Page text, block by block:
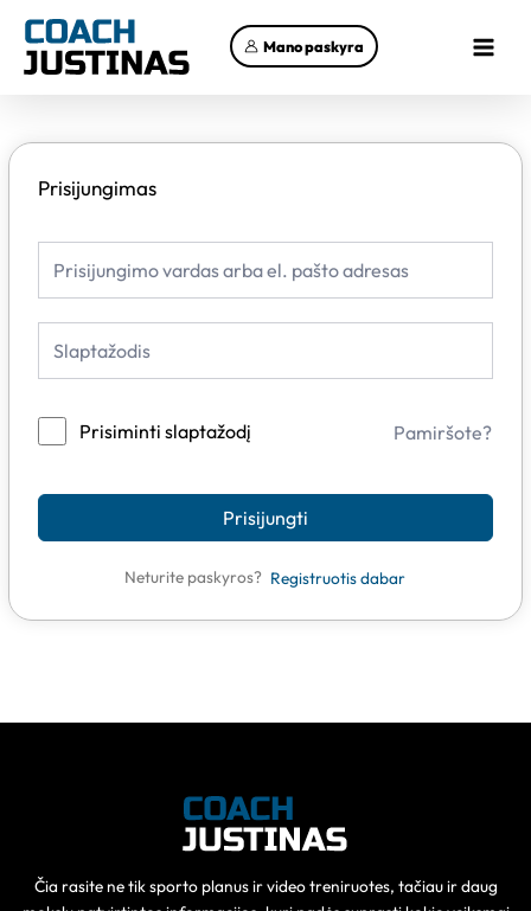
prie
turinio
Mano paskyra
Menu
Prisijungimas
Prisiminti slaptažodį Pamiršote?
Prisijungti
Neturite paskyros? Registruotis dabar
Čia rasite ne tik sporto planus ir video treniruotes, tačiau ir daug